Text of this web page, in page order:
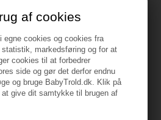
af cookies
egne cookies og cookies fra
markedsføring og for at
cookies til at forbedrer
side og gør det derfor endnu
og bruge BabyTrold.dk. Klik på
give dit samtykke til brugen af